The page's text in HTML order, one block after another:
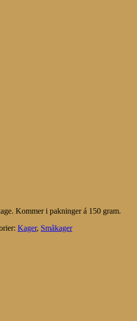
Kommer i pakninger á 150 gram.
Kager, Småkager